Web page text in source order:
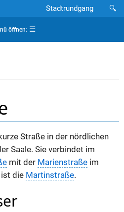
🔍
Stadtrundgang
öffnen:☰
Straße in der nördlichen
Saale. Sie verbindet im
mit der Marienstraße im
ist die Martinstraße.